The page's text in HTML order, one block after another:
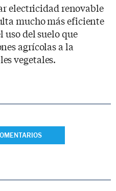
electricidad renovable
mucho más eficiente
uso del suelo que
agrícolas a la
vegetales.